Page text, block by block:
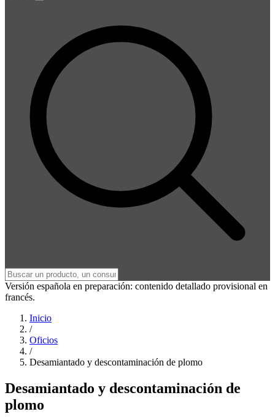
Versión española en preparación: contenido detallado provisional en
francés.
Inicio
/
Oficios
/
Desamiantado y descontaminación de plomo
Desamiantado y descontaminación de
plomo